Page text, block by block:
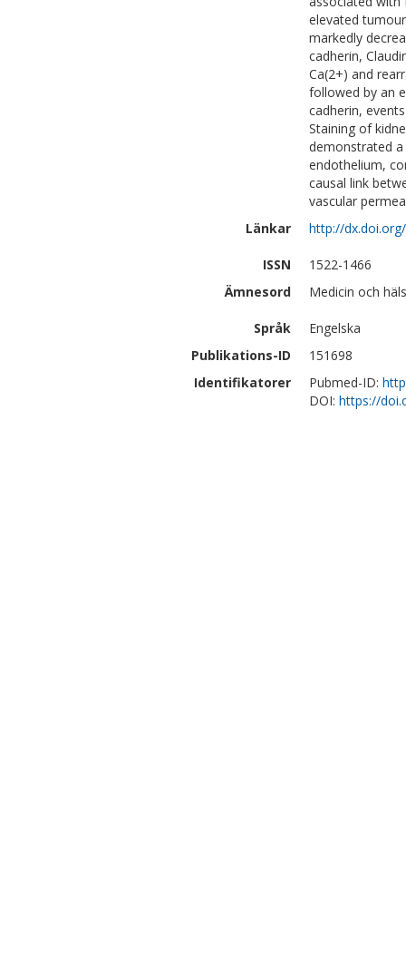
elevated
markedly
cadherin,
Ca(2+) and
followed by an
cadherin,
Staining of
demonstrated
endothelium,
causal link
vascular
Länkar
http://
ISSN
1522-1466
Ämnesord
Medicin och
Språk
Engelska
Publikations-ID
151698
Identifikatorer
Pubmed-ID:
DOI: https://